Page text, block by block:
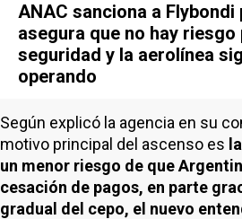
ANAC sanciona a Flybondi
asegura que no hay riesgo
seguridad y la aerolínea
operando
Según explicó la agencia en su
motivo principal del ascenso es
un menor riesgo de que
cesación de pagos, en parte
gradual del cepo, el nuevo